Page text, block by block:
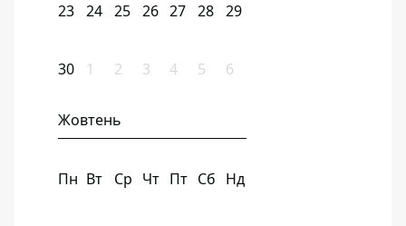
23 24 25 26 27 28 29
30 1 2 3 4 5 6
Жовтень
Пн Вт Ср Чт Пт Сб Нд